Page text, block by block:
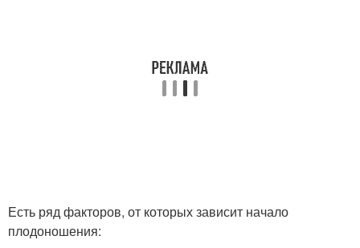
Есть ряд факторов, от которых зависит начало
плодоношения: